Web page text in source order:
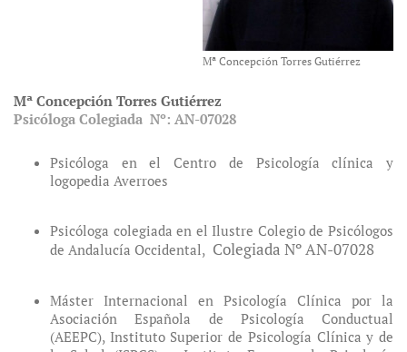
Mª Concepción Torres Gutiérrez
Mª Concepción Torres Gutiérrez
Psicóloga Colegiada Nº: AN-07028
Psicóloga en el Centro de Psicología clínica y
logopedia Averroes
Psicóloga colegiada en el Ilustre Colegio de Psicólogos
de Andalucía Occidental, Colegiada Nº AN-07028
Máster Internacional en Psicología Clínica por la
Asociación Española de Psicología Conductual
(AEEPC), Instituto Superior de Psicología Clínica y de